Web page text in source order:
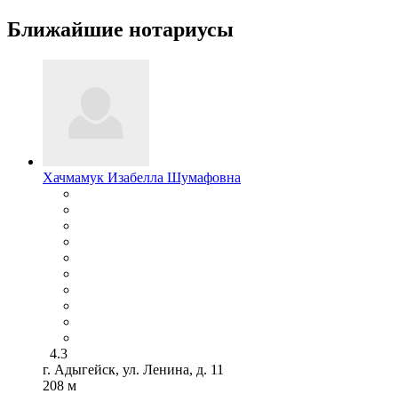
Ближайшие нотариусы
Хачмамук Изабелла Шумафовна
4.3
г. Адыгейск, ул. Ленина, д. 11
208 м